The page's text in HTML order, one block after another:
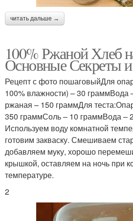
читать дальше →
100% Ржаной Хлеб
Основные Секреты
Рецепт с фото пошаговыйДля
100% влажности) – 30 граммВода
ржаная – 150 граммДля
350 граммСоль – 10 граммВода –
Используем воду комнатной
готовим закваску. Смешиваем
добавляем муку, хорошо
крышкой, оставляем на ночь при
температуре.
2